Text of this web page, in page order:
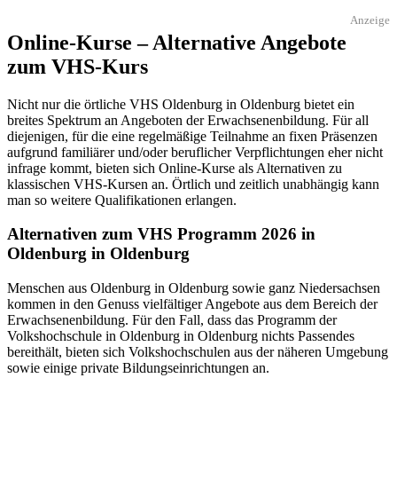
Anzeige
Online-Kurse – Alternative Angebote
zum VHS-Kurs
Nicht nur die örtliche VHS Oldenburg in Oldenburg bietet ein
breites Spektrum an Angeboten der Erwachsenenbildung. Für all
diejenigen, für die eine regelmäßige Teilnahme an fixen Präsenzen
aufgrund familiärer und/oder beruflicher Verpflichtungen eher nicht
infrage kommt, bieten sich Online-Kurse als Alternativen zu
klassischen VHS-Kursen an. Örtlich und zeitlich unabhängig kann
man so weitere Qualifikationen erlangen.
Alternativen zum VHS Programm 2026 in
Oldenburg in Oldenburg
Menschen aus Oldenburg in Oldenburg sowie ganz Niedersachsen
kommen in den Genuss vielfältiger Angebote aus dem Bereich der
Erwachsenenbildung. Für den Fall, dass das Programm der
Volkshochschule in Oldenburg in Oldenburg nichts Passendes
bereithält, bieten sich Volkshochschulen aus der näheren Umgebung
sowie einige private Bildungseinrichtungen an.